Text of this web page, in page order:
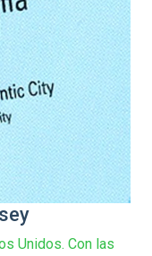
Unidos. Con las